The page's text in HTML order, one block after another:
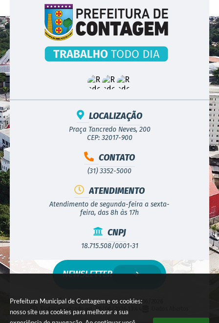
Prefeitura Municipal de Contagem e os cookies:
nosso site usa cookies para melhorar a sua
LOCALIZAÇÃO
Praça Tancredo Neves, 200
CEP: 32017-900
CONTATO
(31) 3352-5000
ATENDIMENTO
Atendimento de segunda-feira a sexta-
feira, das 8h às 17h
CNPJ
18.715.508/0001-31
Versão do Sistema:3.5.3 - 19/06/2026
Portal atualizado em:
06/08/2026 13:44
NEWSLETTER